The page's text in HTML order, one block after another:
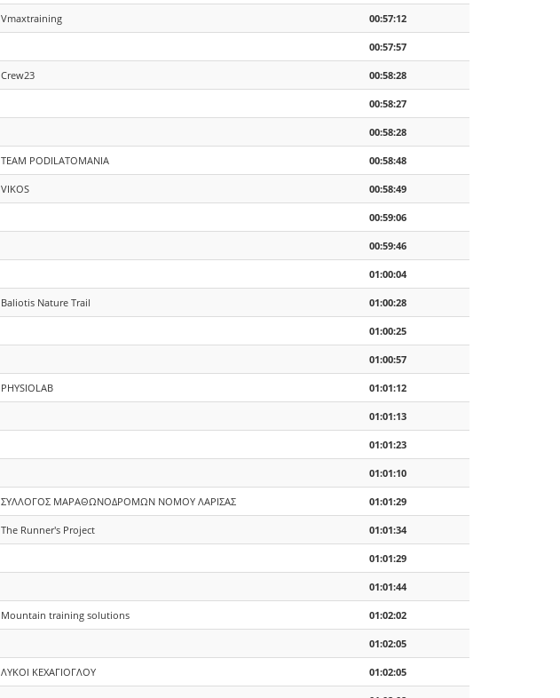
Vmaxtraining 00:57:12
00:57:57
Crew23 00:58:28
00:58:27
00:58:28
TEAM PODILATOMANIA 00:58:48
VIKOS 00:58:49
00:59:06
00:59:46
01:00:04
Baliotis Nature Trail 01:00:28
01:00:25
01:00:57
PHYSIOLAB 01:01:12
01:01:13
01:01:23
01:01:10
ΣΥΛΛΟΓΟΣ ΜΑΡΑΘΩΝΟΔΡΟΜΩΝ ΝΟΜΟΥ ΛΑΡΙΣΑΣ 01:01:29
The Runner's Project 01:01:34
01:01:29
01:01:44
Mountain training solutions 01:02:02
01:02:05
ΛΥΚΟΙ ΚΕΧΑΓΙΟΓΛΟΥ 01:02:05